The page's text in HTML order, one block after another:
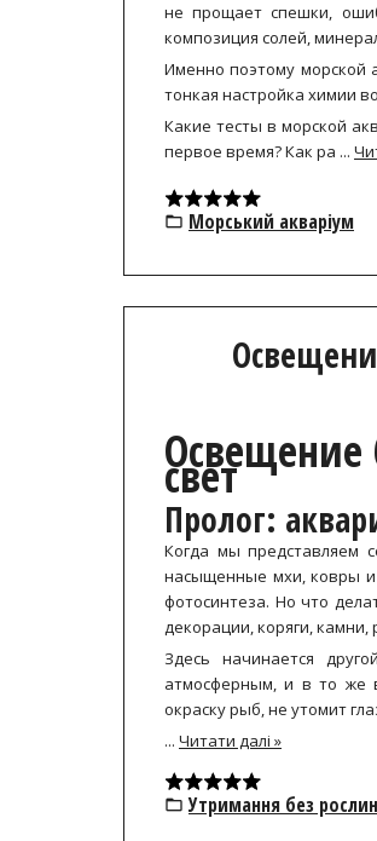
не прощает спешки,
композиция солей,
Именно поэтому морской
тонкая настройка химии
Какие тесты в морской
первое время? Как ра ...
Морський акваріум
Освещение
свет
Пролог:
Когда мы представляем
насыщенные мхи, ковры и
фотосинтеза. Но что
декорации, коряги,
Здесь начинается
атмосферным, и в то же
окраску рыб, не утомит
... Читати далі »
Утримання без рослин